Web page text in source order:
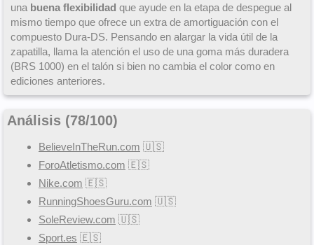
una buena flexibilidad que ayude en la etapa de despegue al
mismo tiempo que ofrece un extra de amortiguación con el
compuesto Dura-DS. Pensando en alargar la vida útil de la
zapatilla, llama la atención el uso de una goma más duradera
(BRS 1000) en el talón si bien no cambia el color como en
ediciones anteriores.
Análisis (78/100)
BelieveInTheRun.com 🇺🇸
ForoAtletismo.com 🇪🇸
Nike.com 🇪🇸
RunningShoesGuru.com 🇺🇸
SoleReview.com 🇺🇸
Sport.es 🇪🇸